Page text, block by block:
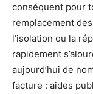
conséquent pour
remplacement
l’isolation ou la
rapidement
aujourd’hui de
facture : aides